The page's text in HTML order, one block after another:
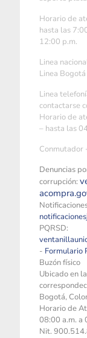
Horario de
hasta las
12:00 p.m.
Linea
Linea
Linea
contactarse
Horario de
– hasta las
Denuncias
corrupción:
PQRSD:
- Formulario
Buzón físico
Ubicado en
Bogotá,
Horario de
08:00 a.m. a
Nit.